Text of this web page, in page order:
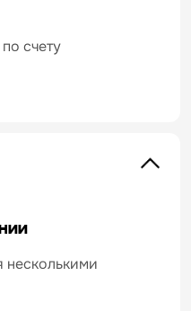
счету
несколькими